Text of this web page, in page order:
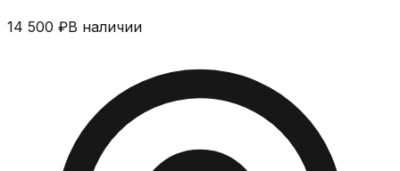
14 500 ₽В наличии